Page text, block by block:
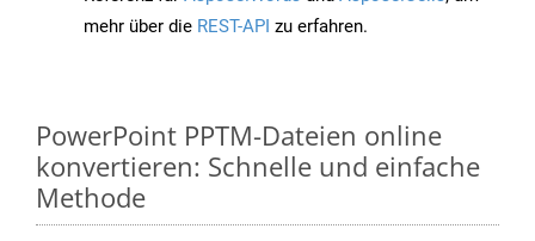
mehr über die REST-API zu erfahren.
PowerPoint PPTM-Dateien online
konvertieren: Schnelle und einfache
Methode